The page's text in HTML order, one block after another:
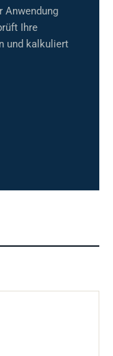
Anwendung
Ihre
und kalkuliert